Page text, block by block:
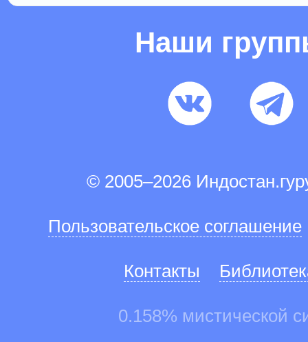
Наши
© 2005–2026
Пользовательское соглашение
Контакты
0.158% мистической